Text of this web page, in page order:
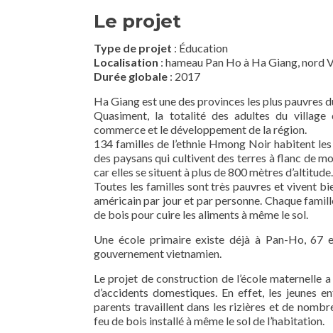
Le projet
Type de projet : Éducation
Localisation : hameau Pan Ho à Ha Giang, nord
Durée globale : 2017
Ha Giang est une des provinces les plus pauvres
Quasiment, la totalité des adultes du
commerce et le développement de la région.
134 familles de l’ethnie Hmong Noir habitent
des paysans qui cultivent des terres à flanc de
car elles se situent à plus de 800 mètres d’altitude.
Toutes les familles sont très pauvres et vivent
américain par jour et par personne. Chaque
de bois pour cuire les aliments à même le sol.
Une école primaire existe déjà à Pan-Ho, 67
gouvernement vietnamien.
Le projet de construction de l’école maternelle
d’accidents domestiques. En effet, les jeunes
parents travaillent dans les rizières et de
feu de bois installé à même le sol de l’habitation.